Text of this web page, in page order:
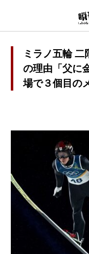
ミラノ五輪
の理由「父に
場で３個目の